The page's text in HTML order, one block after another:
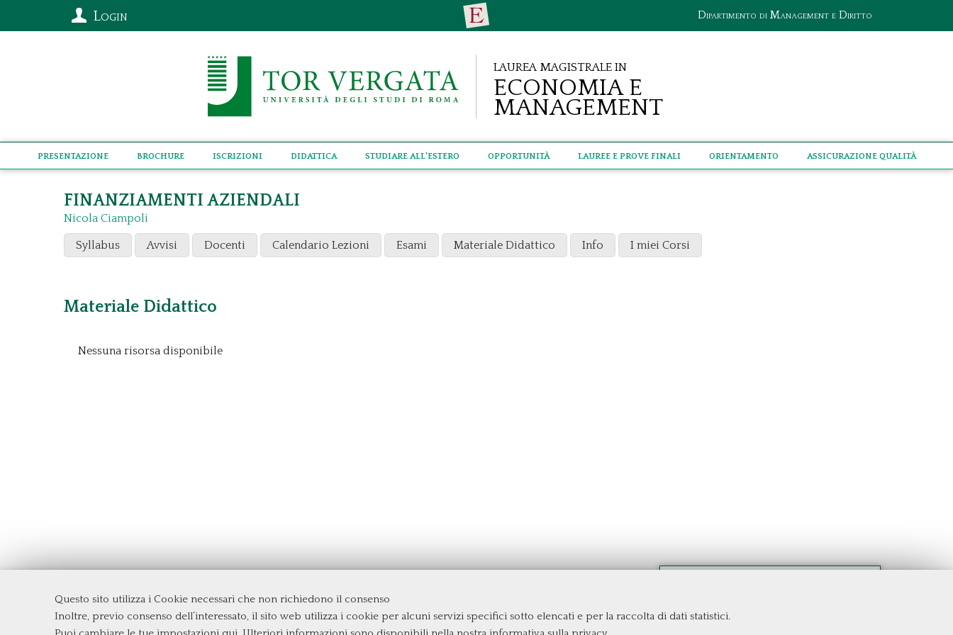
Questo sito utilizza i Cookie necessari che non richiedono il consenso
Inoltre, previo consenso dell’interessato, il sito web utilizza i cookie per alcuni servizi specifici sotto elencati e per la raccolta di dati statistici.
Dipartimento di Management e Diritto
Login
Laurea Magistrale in
Economia e
Management
Presentazione Brochure Iscrizioni Didattica Studiare all'estero Opportunità Lauree e Prove Finali Orientamento Assicurazione qualità
FINANZIAMENTI AZIENDALI
Nicola Ciampoli
Syllabus Avvisi Docenti Calendario Lezioni Esami Materiale Didattico Info I miei Corsi
Materiale Didattico
Nessuna risorsa disponibile
Dipartimento di Management e Diritto
Università degli Studi di RomaTor Vergata